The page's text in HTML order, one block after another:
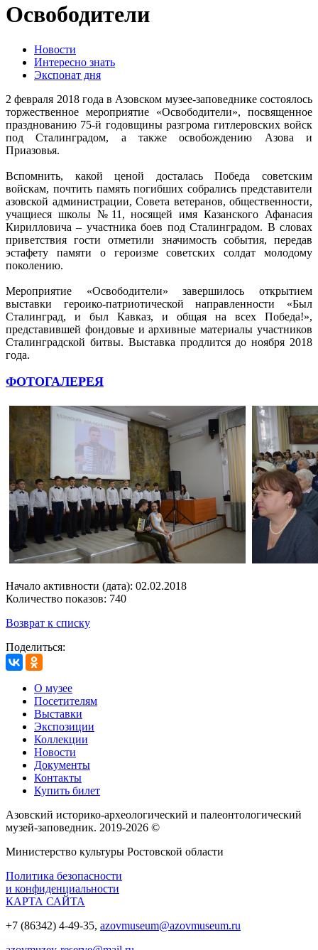
Освободители
Новости
Интересно знать
Экспонат дня
2 февраля 2018 года в Азовском музее-заповеднике состоялось
торжественное мероприятие «Освободители», посвященное
празднованию 75-й годовщины разгрома гитлеровских войск
под Сталинградом, а также освобождению Азова и
Приазовья.
Вспомнить, какой ценой досталась Победа советским
войскам, почтить память погибших собрались представители
азовской администрации, Совета ветеранов, общественности,
учащиеся школы №11, носящей имя Казанского Афанасия
Кирилловича – участника боев под Сталинградом. В словах
приветствия гости отметили значимость события, передав
эстафету памяти о героизме советских солдат молодому
поколению.
Мероприятие «Освободители» завершилось открытием
выставки героико-патриотической направленности «Был
Сталинград, и был Кавказ, и общая на всех Победа!»,
представившей фондовые и архивные материалы участников
Сталинградской битвы. Выставка продлится до ноября 2018
года.
ФОТОГАЛЕРЕЯ
Начало активности (дата): 02.02.2018
Количество показов: 740
Возврат к списку
Поделиться:
О музее
Посетителям
Выставки
Экспозиции
Коллекции
Новости
Документы
Контакты
Купить билет
Азовский историко‑археологический и палеонтологический
музей‑заповедник. 2019-2026 ©
Министерство культуры Ростовской области
Политика безопасности
и конфиденциальности
КАРТА САЙТА
+7 (86342) 4-49-35, azovmuseum@azovmuseum.ru